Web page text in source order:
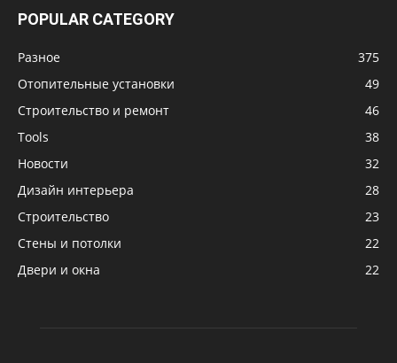
POPULAR CATEGORY
Разное
375
Отопительные установки
49
Строительство и ремонт
46
Tools
38
Новости
32
Дизайн интерьера
28
Строительство
23
Стены и потолки
22
Двери и окна
22